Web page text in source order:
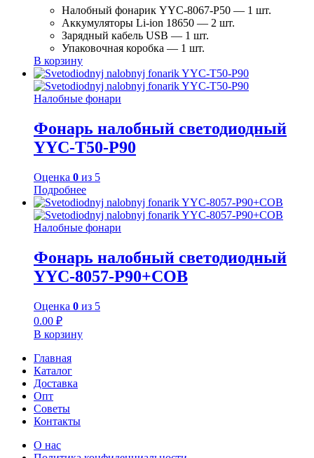
Налобный фонарик YYC-8067-P50 — 1 шт.
Аккумуляторы Li-ion 18650 — 2 шт.
Зарядный кабель USB — 1 шт.
Упаковочная коробка — 1 шт.
В корзину
Налобные фонари
Фонарь налобный светодиодный
YYC-Т50-P90
Оценка 0 из 5
Подробнее
Налобные фонари
Фонарь налобный светодиодный
YYC-8057-P90+COB
Оценка 0 из 5
0.00 ₽
В корзину
Главная
Каталог
Доставка
Опт
Советы
Контакты
О нас